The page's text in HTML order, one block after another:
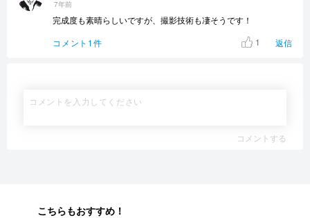
7年前
完成度も素晴らしいですが、撮影技術も凄そうです！
コメント1件
1 返信
コメントする
こちらもおすすめ！